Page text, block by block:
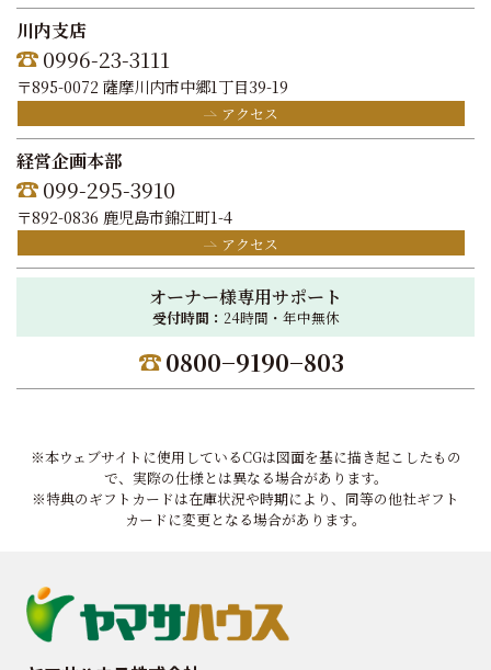
川内支店
0996-23-3111
〒895-0072 薩摩川内市中郷1丁目39-19
アクセス
経営企画本部
099-295-3910
〒892-0836 鹿児島市錦江町1-4
アクセス
オーナー様専用サポート
受付時間： 24時間・年中無休
0800−9190−803
※本ウェブサイトに使用しているCGは図面を基に描き起こしたもの
で、実際の仕様とは異なる場合があります。
※特典のギフトカードは在庫状況や時期により、同等の他社ギフト
カードに変更となる場合があります。